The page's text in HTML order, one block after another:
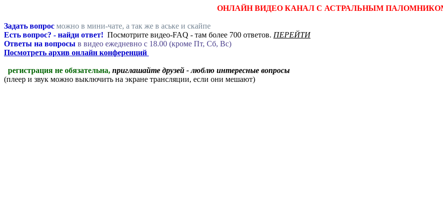
ОНЛАЙН ВИДЕО КАНАЛ С АСТРАЛЬНЫМ
Задать вопрос можно в мини-чате, а так же в аське и скайпе
Есть вопрос? - найди ответ! Посмотрите видео-FAQ - там более 700 ответов. ПЕРЕЙТИ
Ответы на вопросы в видео ежедневно c 18.00 (кроме Пт, Сб, Вс)
Посмотреть архив онлайн конференций
регистрация не обязательна, приглашайте друзей - люблю интересные вопросы
(плеер и звук можно выключить на экране трансляции, если они мешают)